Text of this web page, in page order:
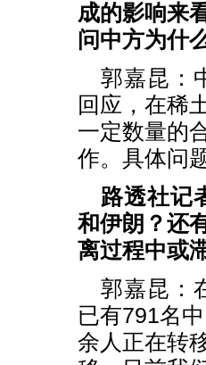
成的影响来
问中方为什
郭嘉昆：
回应，在稀
一定数量的
作。具体问
路透社记
和伊朗？还
离过程中或
郭嘉昆：
已有791名
余人正在转